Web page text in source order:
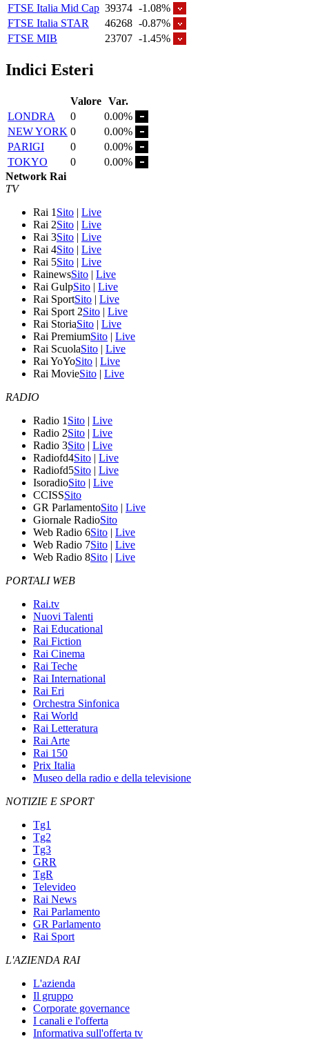
FTSE Italia Mid Cap 39374 -1.08%
FTSE Italia STAR
46268 -0.87%
FTSE MIB
23707 -1.45%
Indici Esteri
Valore Var.
LONDRA
0
0.00%
NEW YORK 0
0.00%
PARIGI
0
0.00%
TOKYO
0
0.00%
Network Rai
TV
Rai 1 Sito | Live
Rai 2Sito | Live
Rai 3Sito | Live
Rai 4Sito | Live
Rai 5Sito | Live
RainewsSito | Live
Rai GulpSito | Live
Rai SportSito | Live
Rai Sport 2Sito | Live
Rai StoriaSito | Live
Rai PremiumSito | Live
Rai ScuolaSito | Live
Rai YoYoSito | Live
Rai MovieSito | Live
RADIO
Radio 1 Sito | Live
Radio 2Sito | Live
Radio 3Sito | Live
Radiofd4Sito | Live
Radiofd5Sito | Live
IsoradioSito | Live
CCISSSito
GR ParlamentoSito | Live
Giornale RadioSito
Web Radio 6Sito | Live
Web Radio 7Sito | Live
Web Radio 8Sito | Live
PORTALI WEB
Rai.tv
Nuovi Talenti
Rai Educational
Rai Fiction
Rai Cinema
Rai Teche
Rai International
Rai Eri
Orchestra Sinfonica
Rai World
Rai Letteratura
Rai Arte
Rai 150
Prix Italia
Museo della radio e della televisione
NOTIZIE E SPORT
Tg1
Tg2
Tg3
GRR
TgR
Televideo
Rai News
Rai Parlamento
GR Parlamento
Rai Sport
L'AZIENDA RAI
L'azienda
Il gruppo
Corporate governance
I canali e l'offerta
Informativa sull'offerta tv